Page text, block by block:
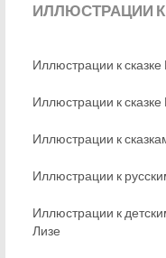
ИЛЛЮСТРАЦИИ
Иллюстрации к
Иллюстрации к
Иллюстрации к
Иллюстрации к
Иллюстрации к
Лизе